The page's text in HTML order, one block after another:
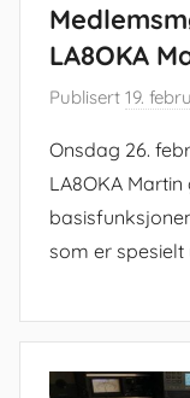
LA8OKA
Publisert 19.
Onsdag 26.
LA8OKA
som er spesielt